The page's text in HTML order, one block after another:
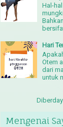
Hal-
Hari
Otem
dari
untuk
Mengenai